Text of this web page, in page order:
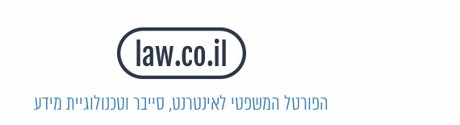
הפורטל המשפטי לאינטרנט, סייבר וטכנולוגיית מידע